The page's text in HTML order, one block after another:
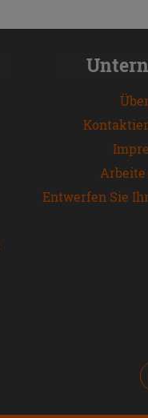
Entwerfen Sie